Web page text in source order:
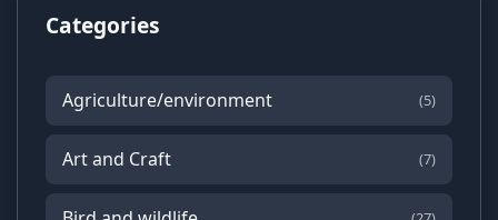
Categories
Agriculture/environment (5)
Art and Craft (7)